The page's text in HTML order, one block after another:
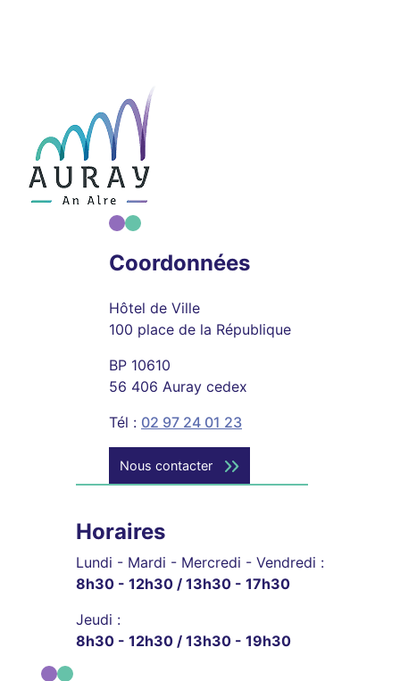
Coordonnées
Hôtel de Ville
100 place de la République
BP 10610
56 406 Auray cedex
Tél : 02 97 24 01 23
Nous contacter
Horaires
Lundi - Mardi - Mercredi - Vendredi :
8h30 - 12h30 / 13h30 - 17h30
Jeudi :
8h30 - 12h30 / 13h30 - 19h30